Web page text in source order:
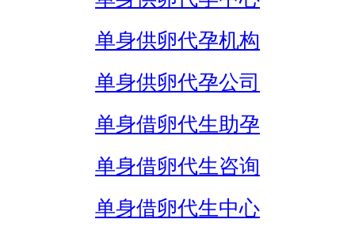
单身供卵代孕机构
单身供卵代孕公司
单身借卵代生助孕
单身借卵代生咨询
单身借卵代生中心